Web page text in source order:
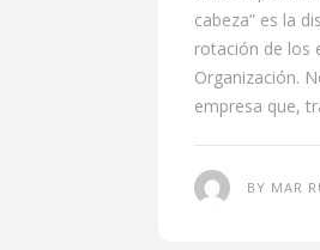
cabeza” es la
rotación de los
Organización.
empresa que,
BY MAR